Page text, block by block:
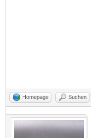
Homepage Suchen